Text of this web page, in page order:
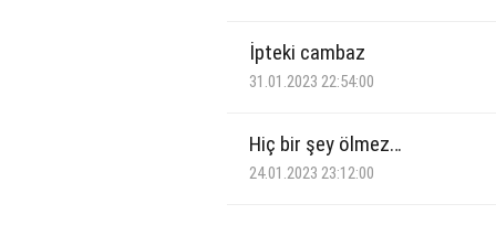
İpteki cambaz
31.01.2023 22:54:00
Hiç bir şey ölmez…
24.01.2023 23:12:00